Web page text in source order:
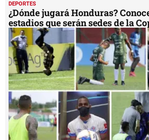
DEPORTES
¿Dónde jugará Honduras?
estadios que serán sedes de la